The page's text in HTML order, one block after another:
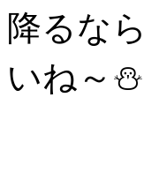
降るな
いね～⛄